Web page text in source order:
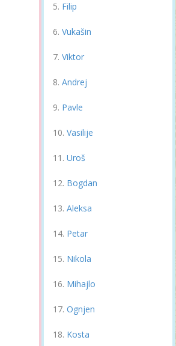
Filip
Vukašin
Viktor
Andrej
Pavle
Vasilije
Uroš
Bogdan
Aleksa
Petar
Nikola
Mihajlo
Ognjen
Kosta